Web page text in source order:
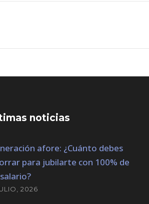
noticias
afore: ¿Cuánto debes
para jubilarte con 100% de
2026